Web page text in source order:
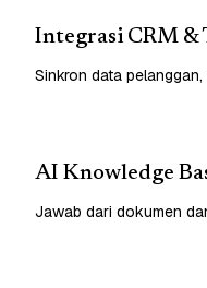
Integrasi CRM &
Sinkron data
AI Knowledge
Jawab dari dokumen